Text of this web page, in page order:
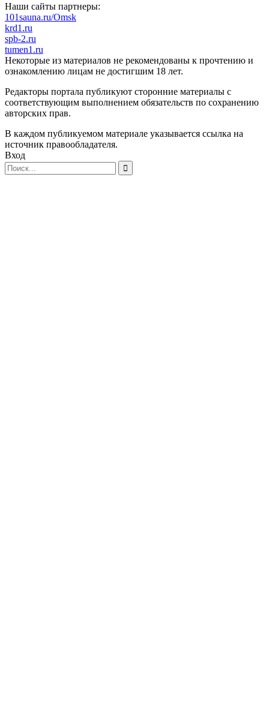
Наши сайты партнеры:
101sauna.ru/Omsk
krd1.ru
spb-2.ru
tumen1.ru
Некоторые из материалов не рекомендованы к прочтению и
ознакомлению лицам не достигшим 18 лет.
Редакторы портала публикуют сторонние материалы с
соответствующим выполнением обязательств по сохранению
авторских прав.
В каждом публикуемом материале указывается ссылка на
источник правообладателя.
Вход